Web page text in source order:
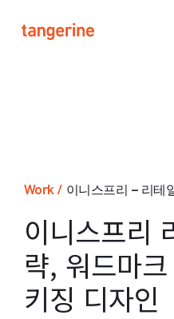
Work / 이니스프리 – 리테
이니스프리
략, 워드마
키징 디자인